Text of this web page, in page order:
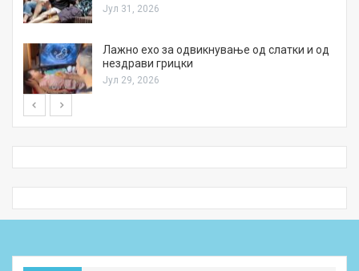
Јул 31, 2026
Лажно ехо за одвикнување од слатки и од
нездрави грицки
Јул 29, 2026